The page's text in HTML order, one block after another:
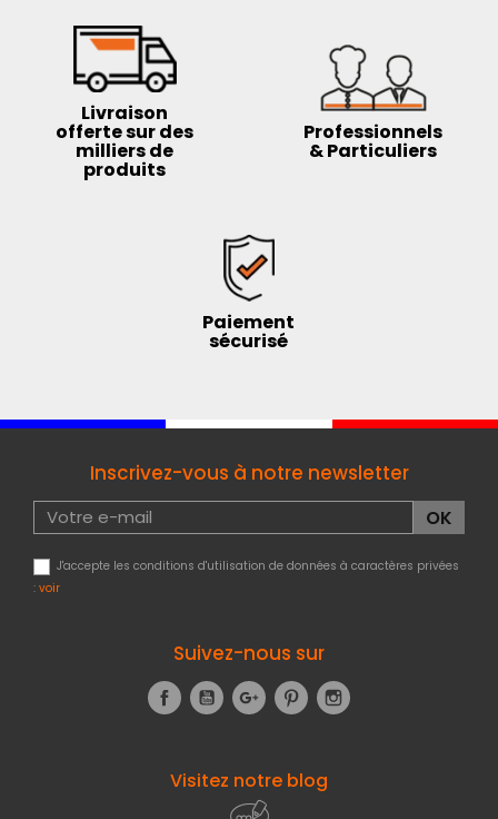
Livraison
offerte sur des
milliers de
produits
Professionnels
& Particuliers
Paiement
sécurisé
Inscrivez-vous à notre newsletter
J'accepte les conditions d'utilisation de données à caractères privées
: voir
Suivez-nous sur
FacebookYouTubeGoogle+Pinterest
Visitez notre blog